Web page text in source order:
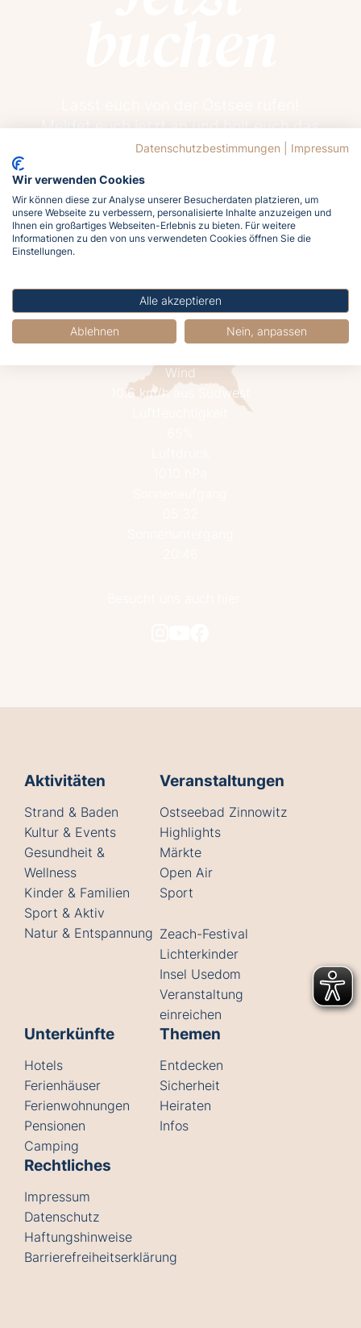
Meldet euch jetzt an und holt euch das
Meergefühl nach Hause!
Jetzt buchen
Wind
10.6 km/h aus Südwest
Aktivitäten
Strand & Baden
Kultur & Events
Gesundheit &
Wellness
Kinder & Familien
Sport & Aktiv
Natur & Entspannung
Veranstaltungen
Ostseebad Zinnowitz
Highlights
Märkte
Open Air
Sport
Zeach-Festival
Lichterkinder
Insel Usedom
Veranstaltung
einreichen
Unterkünfte
Hotels
Ferienhäuser
Ferienwohnungen
Pensionen
Camping
Themen
Entdecken
Sicherheit
Heiraten
Infos
Rechtliches
Impressum
Datenschutz
Haftungshinweise
Barrierefreiheitserklärung
Datenschutzbestimmungen Impressum
Wir verwenden Cookies
Wir können diese zur Analyse unserer Besucherdaten platzieren, um
unsere Webseite zu verbessern, personalisierte Inhalte anzuzeigen und
Ihnen ein großartiges Webseiten-Erlebnis zu bieten. Für weitere
Informationen zu den von uns verwendeten Cookies öffnen Sie die
Einstellungen.
Alle akzeptieren
Ablehnen Nein, anpassen